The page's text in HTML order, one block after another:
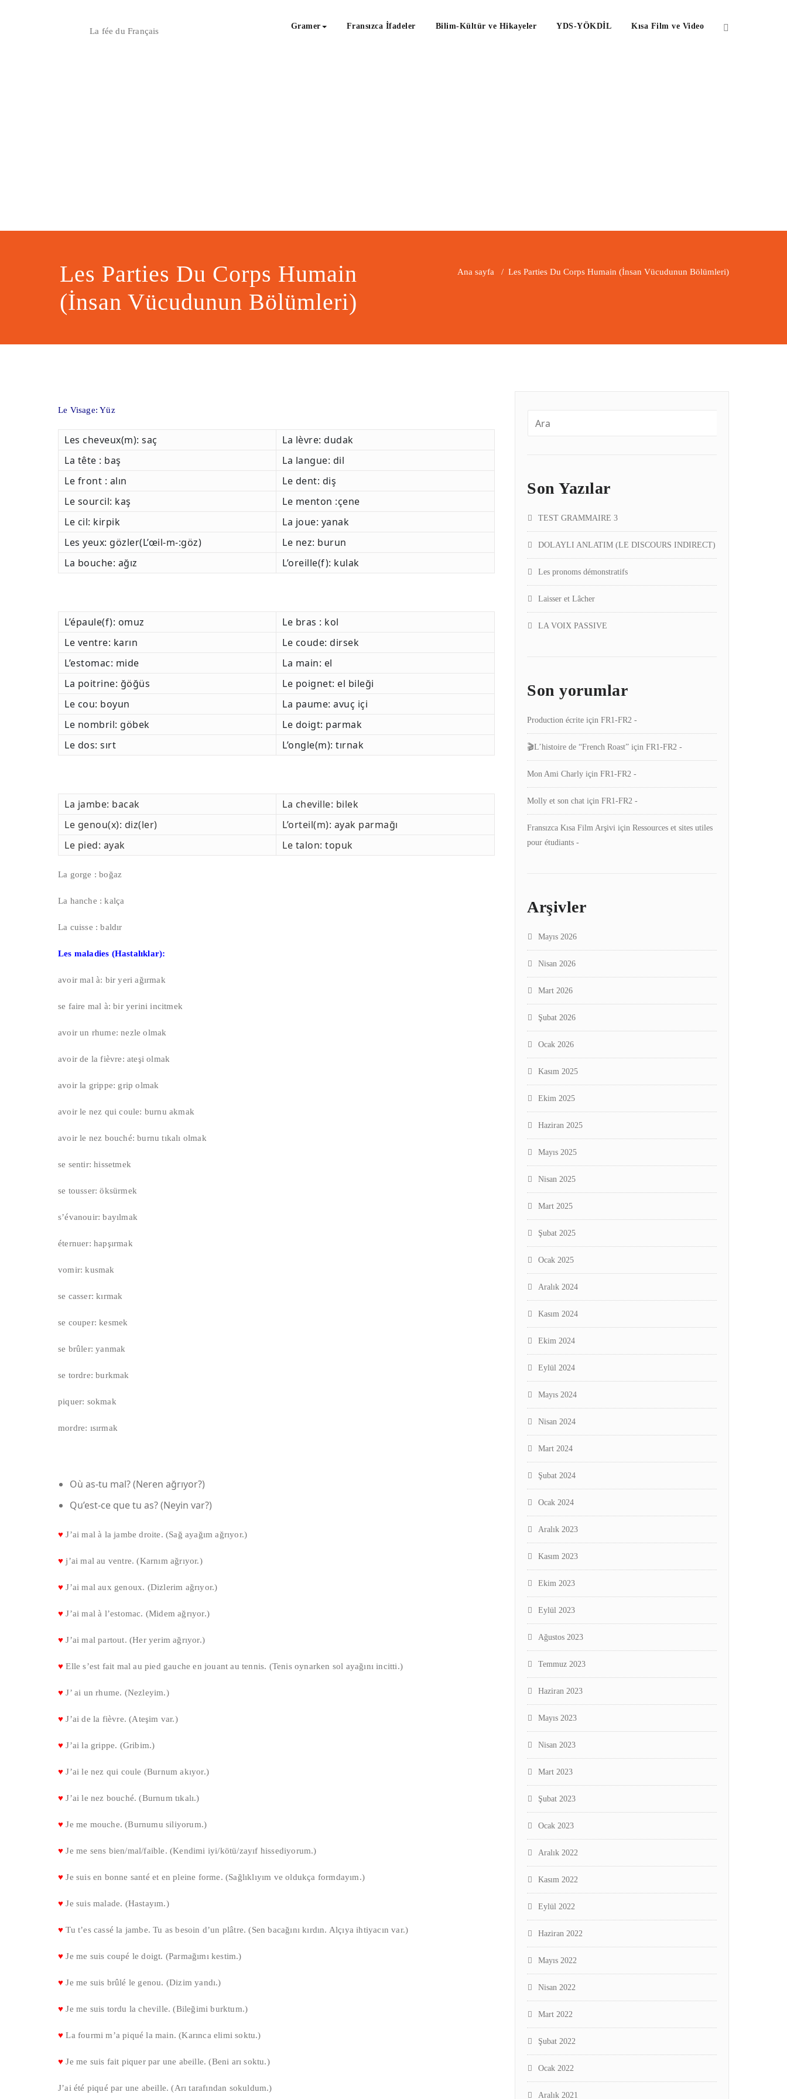
La fée du Français
Gramer Fransızca İfadeler Bilim-Kültür ve Hikayeler YDS-YÖKDİL Kısa Film ve Video
Les Parties Du Corps Humain
(İnsan Vücudunun Bölümleri)
Ana sayfa / Les Parties Du Corps Humain (İnsan Vücudunun Bölümleri)
Le Visage: Yüz
Les cheveux(m): saç
La lèvre: dudak
La tête : baş
La langue: dil
Le front : alın
Le dent: diş
Le sourcil: kaş
Le menton :çene
Le cil: kirpik
La joue: yanak
Les yeux: gözler(L’œil-m-:göz)
Le nez: burun
La bouche: ağız
L’oreille(f): kulak
L’épaule(f): omuz
Le bras : kol
Le ventre: karın
Le coude: dirsek
L’estomac: mide
La main: el
La poitrine: ğöğüs
Le poignet: el bileği
Le cou: boyun
La paume: avuç içi
Le nombril: göbek
Le doigt: parmak
Le dos: sırt
L’ongle(m): tırnak
La jambe: bacak
La cheville: bilek
Le genou(x): diz(ler)
L’orteil(m): ayak parmağı
Le pied: ayak
Le talon: topuk
La gorge : boğaz
La hanche : kalça
La cuisse : baldır
Les maladies (Hastalıklar):
avoir mal à: bir yeri ağırmak
se faire mal à: bir yerini incitmek
avoir un rhume: nezle olmak
avoir de la fièvre: ateşi olmak
avoir la grippe: grip olmak
avoir le nez qui coule: burnu akmak
avoir le nez bouché: burnu tıkalı olmak
se sentir: hissetmek
se tousser: öksürmek
s’évanouir: bayılmak
éternuer: hapşırmak
vomir: kusmak
se casser: kırmak
se couper: kesmek
se brûler: yanmak
se tordre: burkmak
piquer: sokmak
mordre: ısırmak
Où as-tu mal? (Neren ağrıyor?)
Qu’est-ce que tu as? (Neyin var?)
♥ J’ai mal à la jambe droite. (Sağ ayağım ağrıyor.)
♥ j’ai mal au ventre. (Karnım ağrıyor.)
♥ J’ai mal aux genoux. (Dizlerim ağrıyor.)
♥ J’ai mal à l’estomac. (Midem ağrıyor.)
♥ J’ai mal partout. (Her yerim ağrıyor.)
♥ Elle s’est fait mal au pied gauche en jouant au tennis. (Tenis oynarken sol ayağını incitti.)
♥ J’ ai un rhume. (Nezleyim.)
♥ J’ai de la fièvre. (Ateşim var.)
♥ J’ai la grippe. (Gribim.)
♥ J’ai le nez qui coule (Burnum akıyor.)
♥ J’ai le nez bouché. (Burnum tıkalı.)
♥ Je me mouche. (Burnumu siliyorum.)
♥ Je me sens bien/mal/faible. (Kendimi iyi/kötü/zayıf hissediyorum.)
♥ Je suis en bonne santé et en pleine forme. (Sağlıklıyım ve oldukça formdayım.)
♥ Je suis malade. (Hastayım.)
♥ Tu t’es cassé la jambe. Tu as besoin d’un plâtre. (Sen bacağını kırdın. Alçıya ihtiyacın var.)
♥ Je me suis coupé le doigt. (Parmağımı kestim.)
♥ Je me suis brûlé le genou. (Dizim yandı.)
♥ Je me suis tordu la cheville. (Bileğimi burktum.)
♥ La fourmi m’a piqué la main. (Karınca elimi soktu.)
♥ Je me suis fait piquer par une abeille. (Beni arı soktu.)
J’ai été piqué par une abeille. (Arı tarafından sokuldum.)
Son Yazılar
TEST GRAMMAIRE 3
DOLAYLI ANLATIM (LE DISCOURS INDIRECT)
Les pronoms démonstratifs
Laisser et Lâcher
LA VOIX PASSIVE
Son yorumlar
Production écrite için FR1-FR2 -
🎬L’histoire de “French Roast” için FR1-FR2 -
Mon Ami Charly için FR1-FR2 -
Molly et son chat için FR1-FR2 -
Fransızca Kısa Film Arşivi için Ressources et sites utiles
pour étudiants -
Arşivler
Mayıs 2026
Nisan 2026
Mart 2026
Şubat 2026
Ocak 2026
Kasım 2025
Ekim 2025
Haziran 2025
Mayıs 2025
Nisan 2025
Mart 2025
Şubat 2025
Ocak 2025
Aralık 2024
Kasım 2024
Ekim 2024
Eylül 2024
Mayıs 2024
Nisan 2024
Mart 2024
Şubat 2024
Ocak 2024
Aralık 2023
Kasım 2023
Ekim 2023
Eylül 2023
Ağustos 2023
Temmuz 2023
Haziran 2023
Mayıs 2023
Nisan 2023
Mart 2023
Şubat 2023
Ocak 2023
Aralık 2022
Kasım 2022
Eylül 2022
Haziran 2022
Mayıs 2022
Nisan 2022
Mart 2022
Şubat 2022
Ocak 2022
Aralık 2021